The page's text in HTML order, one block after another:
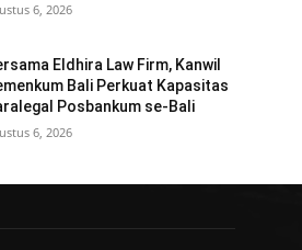
6, 2026
Eldhira Law Firm, Kanwil
Bali Perkuat Kapasitas
Posbankum se-Bali
6, 2026